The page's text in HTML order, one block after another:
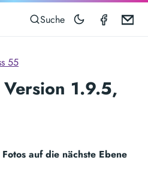
Suche
55
1.9.5,
auf die nächste Ebene